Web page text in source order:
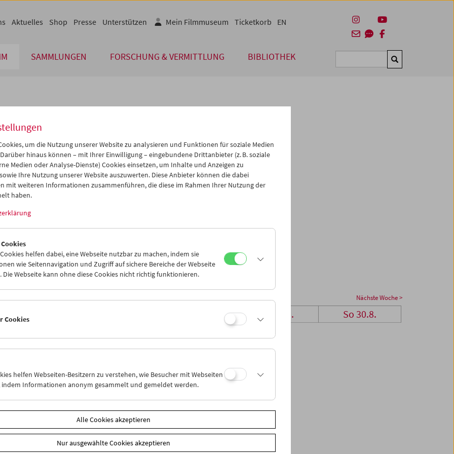
SAMMLUNGEN FORSCHUNG & VERMITTLUNG BIBLIOTHEK Suchen
Aktuelles Shop Presse Unterstützen Mein Filmmuseum Ticketkorb EN
Aug 2009 >>
Mi Do Fr Sa So
29 30 31 01
02
05 06 07 08
09
12 13
19 20
02
iCalender
Programmheft-PDF
English language or subtitles
Nächste Woche >
Mi 26.8. Sa 29.8. So 30.8.
um die Nutzung unserer Website zu analysieren und Funktionen für soziale Medien
hinaus können – mit Ihrer Einwilligung – eingebundene Drittanbieter (z. B. soziale
Medien oder Analyse-Dienste) Cookies einsetzen, um Inhalte und Anzeigen zu
Ihre Nutzung unserer Website auszuwerten. Diese Anbieter können die dabei
mit weiteren Informationen zusammenführen, die diese im Rahmen Ihrer Nutzung der
haben.
helfen dabei, eine Webseite nutzbar zu machen, indem sie
wie Seitennavigation und Zugriff auf sichere Bereiche der Webseite
Die Webseite kann ohne diese Cookies nicht richtig funktionieren.
Cookies
helfen Webseiten-Besitzern zu verstehen, wie Besucher mit Webseiten
indem Informationen anonym gesammelt und gemeldet werden.
Alle Cookies akzeptieren
Nur ausgewählte Cookies akzeptieren